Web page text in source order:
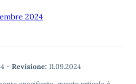
2024
- Revisione: 11.09.2024